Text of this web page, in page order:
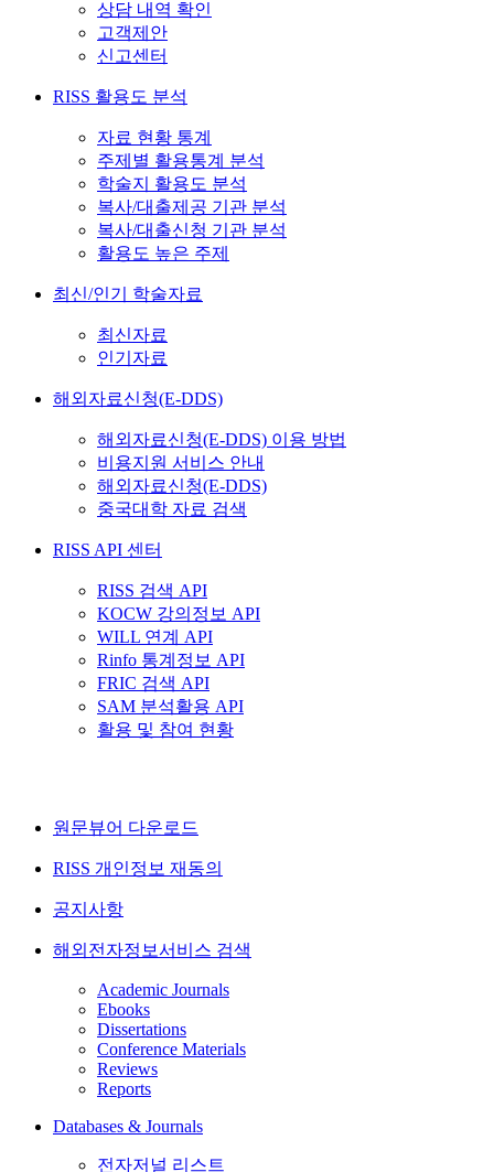
상담 내역 확인
고객제안
신고센터
RISS 활용도 분석
자료 현황 통계
주제별 활용통계 분석
학술지 활용도 분석
복사/대출제공 기관 분석
복사/대출신청 기관 분석
활용도 높은 주제
최신/인기 학술자료
최신자료
인기자료
해외자료신청(E-DDS)
해외자료신청(E-DDS) 이용 방법
비용지원 서비스 안내
해외자료신청(E-DDS)
중국대학 자료 검색
RISS API 센터
RISS 검색 API
KOCW 강의정보 API
WILL 연계 API
Rinfo 통계정보 API
FRIC 검색 API
SAM 분석활용 API
활용 및 참여 현황
원문뷰어 다운로드
RISS 개인정보 재동의
공지사항
해외전자정보서비스 검색
Academic Journals
Ebooks
Dissertations
Conference Materials
Reviews
Reports
Databases & Journals
전자저널 리스트